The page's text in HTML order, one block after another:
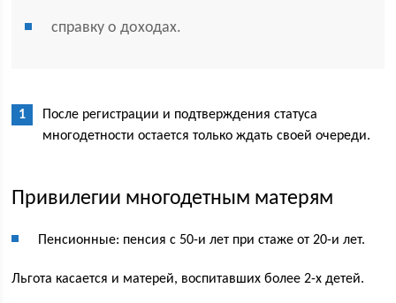
справку о доходах.
После регистрации и подтверждения статуса
многодетности остается только ждать своей очереди.
Привилегии многодетным матерям
Пенсионные: пенсия с 50-и лет при стаже от 20-и лет.
Льгота касается и матерей, воспитавших более 2-х детей.